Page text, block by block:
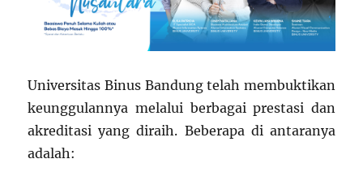
Universitas Binus Bandung telah membuktikan
keunggulannya melalui berbagai prestasi dan
akreditasi yang diraih. Beberapa di antaranya
adalah: